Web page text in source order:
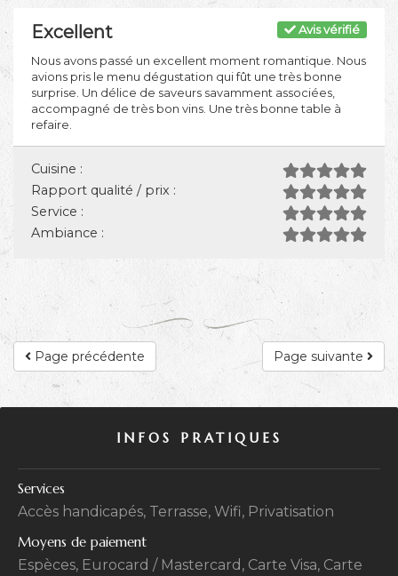
Avis vérifié
Excellent
Nous avons passé un excellent moment romantique. Nous
avions pris le menu dégustation qui fût une très bonne
surprise. Un délice de saveurs savamment associées,
accompagné de très bon vins. Une très bonne table à
refaire.
Cuisine :
Rapport qualité / prix :
Service :
Ambiance :
Page suivante
Page précédente
INFOS PRATIQUES
Services
Accès handicapés, Terrasse, Wifi, Privatisation
Moyens de paiement
Espèces, Eurocard / Mastercard, Carte Visa, Carte